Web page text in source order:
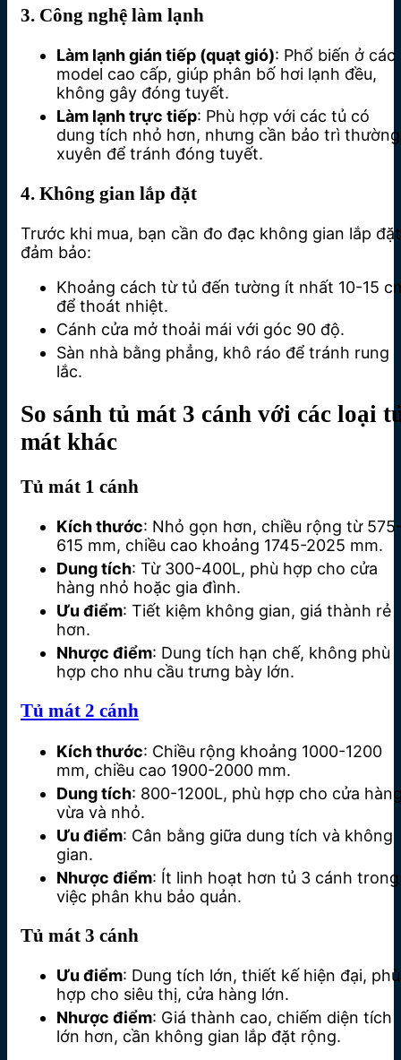
3. Công nghệ làm lạnh
Làm lạnh gián tiếp (quạt gió): Phổ biến ở các
model cao cấp, giúp phân bố hơi lạnh đều,
không gây đóng tuyết.
Làm lạnh trực tiếp: Phù hợp với các tủ có
dung tích nhỏ hơn, nhưng cần bảo trì thường
xuyên để tránh đóng tuyết.
4. Không gian lắp đặt
Trước khi mua, bạn cần đo đạc không gian lắp
đảm bảo:
Khoảng cách từ tủ đến tường ít nhất 10-15
để thoát nhiệt.
Cánh cửa mở thoải mái với góc 90 độ.
Sàn nhà bằng phẳng, khô ráo để tránh rung
lắc.
So sánh tủ mát 3 cánh với các loại
mát khác
Tủ mát 1 cánh
Kích thước: Nhỏ gọn hơn, chiều rộng từ
615 mm, chiều cao khoảng 1745-2025 mm.
Dung tích: Từ 300-400L, phù hợp cho cửa
hàng nhỏ hoặc gia đình.
Ưu điểm: Tiết kiệm không gian, giá thành rẻ
hơn.
Nhược điểm: Dung tích hạn chế, không phù
hợp cho nhu cầu trưng bày lớn.
Tủ mát 2 cánh
Kích thước: Chiều rộng khoảng 1000-1200
mm, chiều cao 1900-2000 mm.
Dung tích: 800-1200L, phù hợp cho cửa
vừa và nhỏ.
Ưu điểm: Cân bằng giữa dung tích và không
gian.
Nhược điểm: Ít linh hoạt hơn tủ 3 cánh trong
việc phân khu bảo quản.
Tủ mát 3 cánh
Ưu điểm: Dung tích lớn, thiết kế hiện đại, phù
hợp cho siêu thị, cửa hàng lớn.
Nhược điểm: Giá thành cao, chiếm diện tích
lớn hơn, cần không gian lắp đặt rộng.